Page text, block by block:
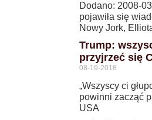
Dodano: 2008-
pojawiła się
Nowy Jork,
Trump:
przyjrzeć się
08-19-2018
„Wszyscy ci
powinni zacząć
USA